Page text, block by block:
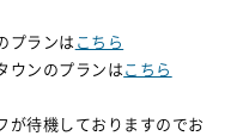
プランは こちら
ウンのプランはこちら
が待機しておりますのでお